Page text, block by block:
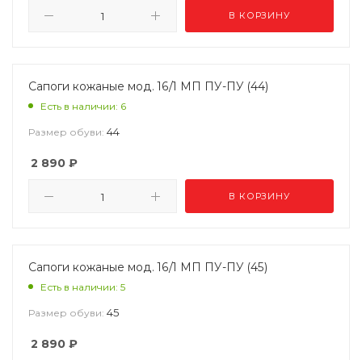
В КОРЗИНУ
Сапоги кожаные мод. 16/1 МП ПУ-ПУ (44)
Есть в наличии: 6
Размер обуви: 44
2 890 ₽
В КОРЗИНУ
Сапоги кожаные мод. 16/1 МП ПУ-ПУ (45)
Есть в наличии: 5
Размер обуви: 45
2 890 ₽